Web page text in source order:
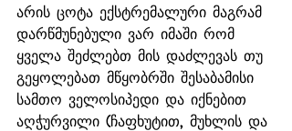
არის ცოტა ექსტრემალური მაგრამ
დარწმუნებული ვარ იმაში რომ
ყველა შეძლებთ მის დაძლევას თუ
გეყოლებათ მწყობრში შესაბამისი
სამთო ველოსიპედი და იქნებით
აღჭურვილი (ჩაფხუტით, მუხლის და